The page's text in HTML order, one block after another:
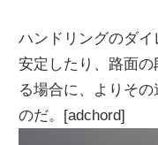
ハンドリングのダ
安定したり、路面の
る場合に、よりそ
のだ。[adchord]